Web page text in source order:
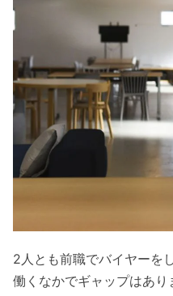
2人とも前職でバイヤーを
働くなかでギャップはあり